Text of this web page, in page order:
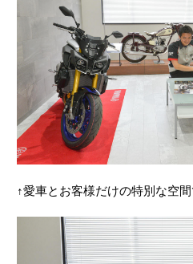
↑愛車とお客様だけの特別な空